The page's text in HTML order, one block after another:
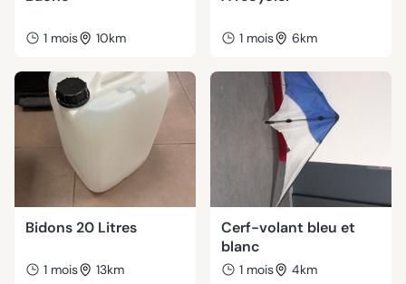
1 mois 10km 1 mois 6km
Bidons 20 Litres
1 mois 13km
Cerf-volant bleu et
blanc
1 mois 4km